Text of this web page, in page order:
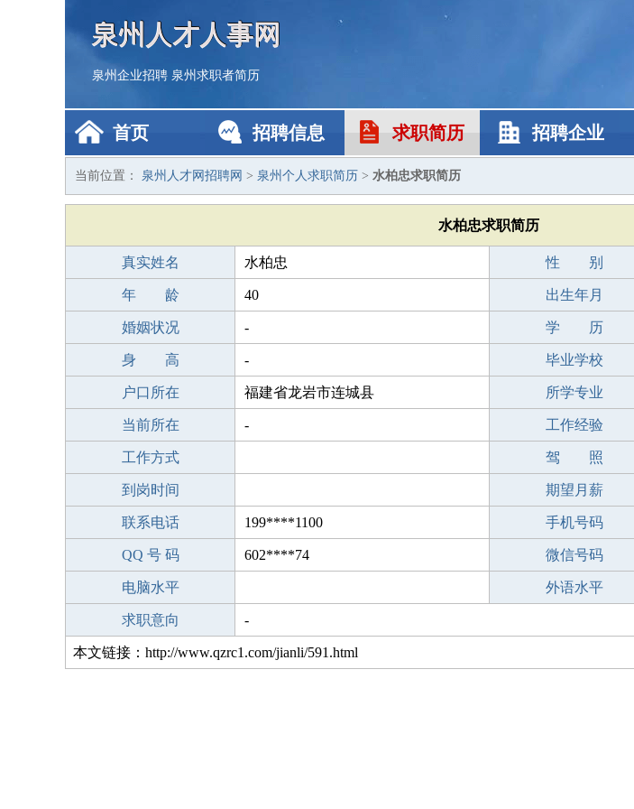
泉州人才人事网
泉州企业招聘 泉州求职者简历
首页 招聘信息 求职简历 招聘企业
当前位置： 泉州人才网招聘网 > 泉州个人求职简历 > 水柏忠求职简历
水柏忠求职简历
真实姓名 水柏忠 性 别
年 龄 40 出生年月
婚姻状况 - 学 历
身 高 - 毕业学校
户口所在 福建省龙岩市连城县 所学专业
当前所在 - 工作经验
工作方式 驾 照
到岗时间 期望月薪
联系电话 199****1100 手机号码
QQ 号 码 602****74 微信号码
电脑水平 外语水平
求职意向 -
本文链接：http://www.qzrc1.com/jianli/591.html